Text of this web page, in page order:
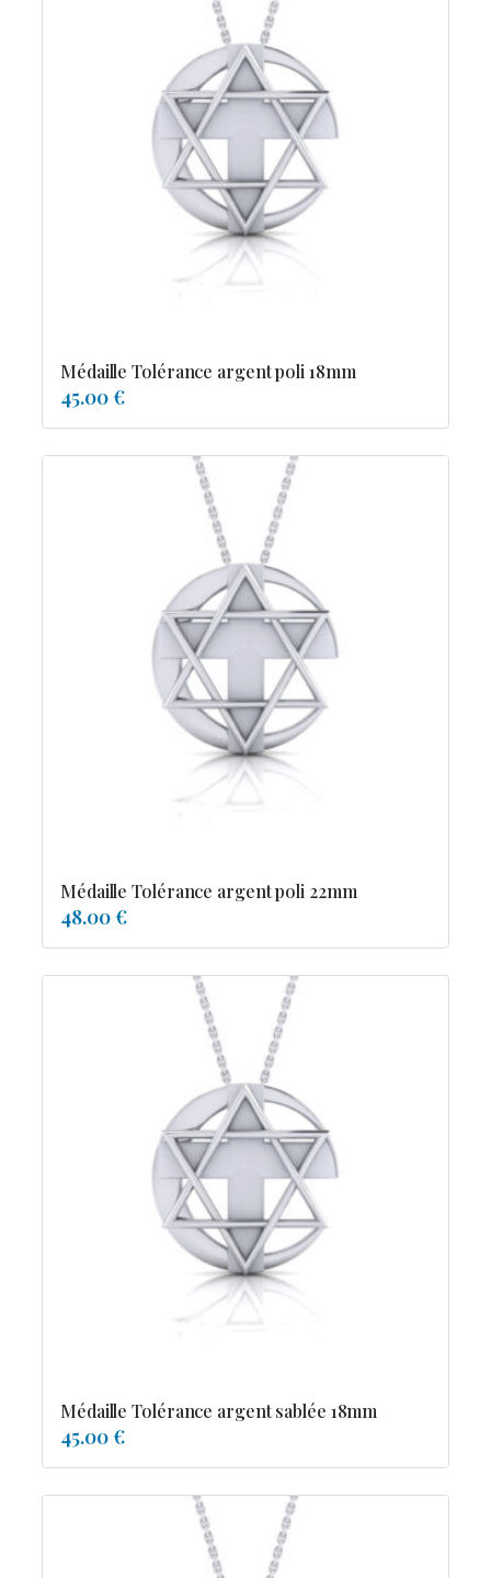
Médaille Tolérance argent poli 18mm
45.00 €
Médaille Tolérance argent poli 22mm
48.00 €
Médaille Tolérance argent sablée 18mm
45.00 €